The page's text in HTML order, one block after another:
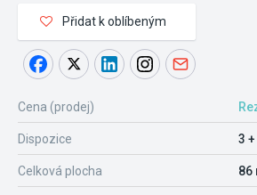
Přidat k oblíbeným
Cena (prodej)
Dispozice 3
Celková plocha 86